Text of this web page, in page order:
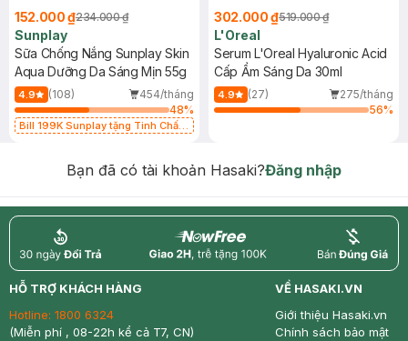
152.000 ₫234.000 ₫
Sunplay
Sữa Chống Nắng Sunplay Skin
Aqua Dưỡng Da Sáng Mịn 55g
4.9 (108)
454/tháng
48%
Bill 199K Sunplay tặng Tinh Chất
302.000 ₫519.000 ₫
L'Oreal
Serum L'Oreal Hyaluronic Acid
Cấp Ẩm Sáng Da 30ml
4.9 (27)
275/tháng
56%
Bạn đã có tài khoản Hasaki?Đăng nhập
return nowfree price
HỖ TRỢ KHÁCH HÀNG
Hotline: 1800 6324
(Miễn phí , 08-22h kể cả T7, CN)
VỀ HASAKI.VN
Giới thiệu Hasaki.vn
Chính sách bảo mật